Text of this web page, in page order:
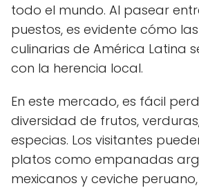
todo el mundo. Al pasear
puestos, es evidente cómo
culinarias de América Latina
con la herencia local.
En este mercado, es fácil
diversidad de frutos,
especias. Los visitantes
platos como empanadas
mexicanos y ceviche